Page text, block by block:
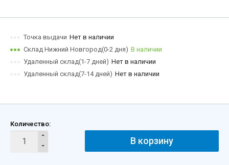
Точка выдачи Нет в наличии
Склад Нижний Новгород(0-2 дня) В наличии
Удаленный склад(1-7 дней) Нет в наличии
Удаленный склад(7-14 дней) Нет в наличии
Количество:
В корзину